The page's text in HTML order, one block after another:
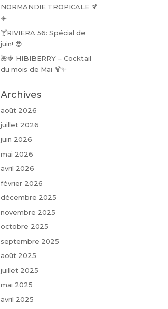
NORMANDIE TROPICALE 🍹
☀️
🍸RIVIERA 56: Spécial de
juin! 😎
🌺🍓 HIBIBERRY – Cocktail
du mois de Mai 🍹✨
Archives
août 2026
juillet 2026
juin 2026
mai 2026
avril 2026
février 2026
décembre 2025
novembre 2025
octobre 2025
septembre 2025
août 2025
juillet 2025
mai 2025
avril 2025